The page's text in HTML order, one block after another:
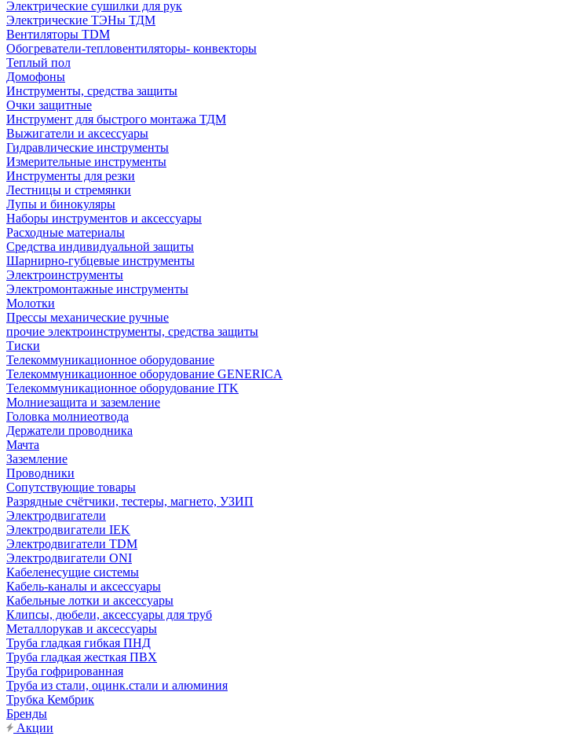
Электрические сушилки для рук
Электрические ТЭНы ТДМ
Вентиляторы TDM
Обогреватели-тепловентиляторы- конвекторы
Теплый пол
Домофоны
Инструменты, средства защиты
Очки защитные
Инструмент для быстрого монтажа ТДМ
Выжигатели и аксессуары
Гидравлические инструменты
Измерительные инструменты
Инструменты для резки
Лестницы и стремянки
Лупы и бинокуляры
Наборы инструментов и аксессуары
Расходные материалы
Средства индивидуальной защиты
Шарнирно-губцевые инструменты
Электроинструменты
Электромонтажные инструменты
Молотки
Прессы механические ручные
прочие электроинструменты, средства защиты
Тиски
Телекоммуникационное оборудование
Телекоммуникационное оборудование GENERICA
Телекоммуникационное оборудование ITK
Молниезащита и заземление
Головка молниеотвода
Держатели проводника
Мачта
Заземление
Проводники
Сопутствующие товары
Разрядные счётчики, тестеры, магнето, УЗИП
Электродвигатели
Электродвигатели IEK
Электродвигатели TDM
Электродвигатели ONI
Кабеленесущие системы
Кабель-каналы и аксессуары
Кабельные лотки и аксессуары
Клипсы, дюбели, аксессуары для труб
Металлорукав и аксессуары
Труба гладкая гибкая ПНД
Труба гладкая жесткая ПВХ
Труба гофрированная
Труба из стали, оцинк.стали и алюминия
Трубка Кембрик
Бренды
Акции